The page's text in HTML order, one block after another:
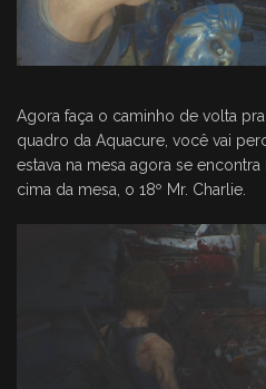
Agora faça o caminho de volta
quadro da Aquacure, você vai
estava na mesa agora se
cima da mesa, o 18º Mr. Charlie.